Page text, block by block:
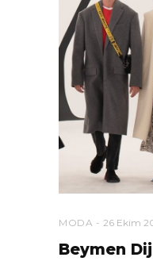
MODA 26 Ekim
Beymen